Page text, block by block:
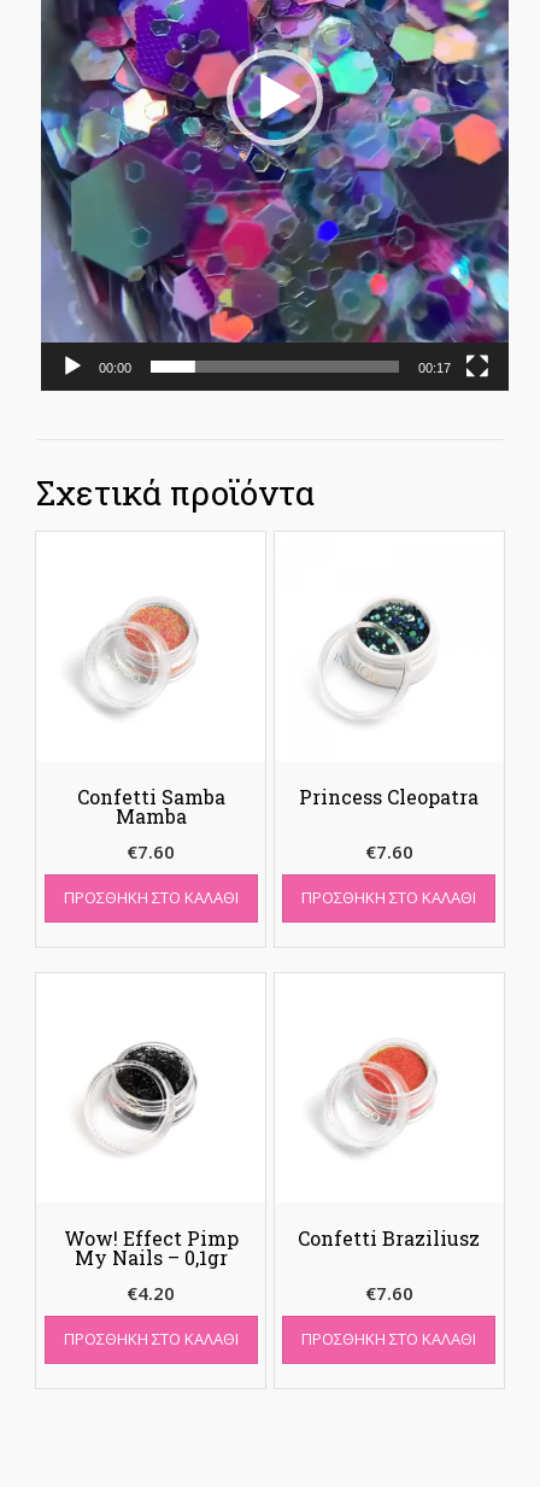
00:00 00:17
Σχετικά προϊόντα
Confetti Samba
Mamba
€7.60
ΠΡΟΣΘΉΚΗ ΣΤΟ ΚΑΛΆΘΙ
Princess Cleopatra
€7.60
ΠΡΟΣΘΉΚΗ ΣΤΟ ΚΑΛΆΘΙ
Wow! Effect Pimp
My Nails – 0,1gr
€4.20
ΠΡΟΣΘΉΚΗ ΣΤΟ ΚΑΛΆΘΙ
Confetti Braziliusz
€7.60
ΠΡΟΣΘΉΚΗ ΣΤΟ ΚΑΛΆΘΙ